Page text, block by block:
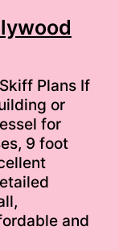
Plans If
or
for
9 foot
and